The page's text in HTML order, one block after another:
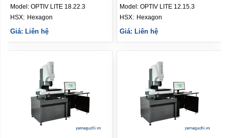
Model: OPTIV LITE 18.22.3
Hexagon
Giá: Liên hệ
Model: OPTIV LITE 12.15.3
HSX: Hexagon
Giá: Liên hệ